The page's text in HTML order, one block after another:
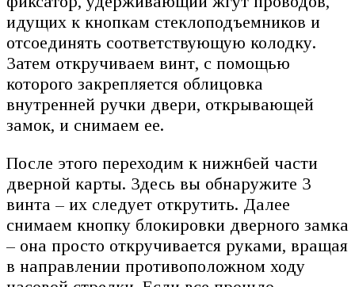
идущих к кнопкам стеклоподъемников и
отсоединять соответствующую колодку.
Затем откручиваем винт, с помощью
которого закрепляется облицовка
внутренней ручки двери, открывающей
замок, и снимаем ее.
После этого переходим к нижн6ей части
дверной карты. Здесь вы обнаружите 3
винта – их следует открутить. Далее
снимаем кнопку блокировки дверного замка
– она просто откручивается руками, вращая
в направлении противоположном ходу